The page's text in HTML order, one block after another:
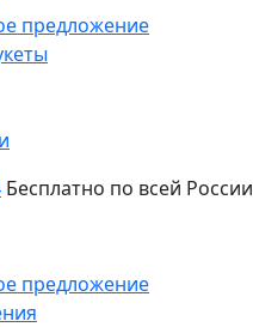
предложение
Бесплатно по всей России
предложение